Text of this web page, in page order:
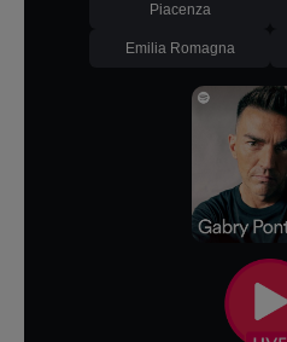
Piacenza
Emilia Romagna